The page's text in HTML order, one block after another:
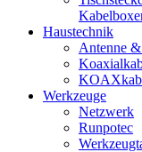
Haustechnik
Antenne
Werkzeuge
Netzwerk
Runpotec